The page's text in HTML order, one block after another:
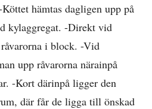
hämtas dagligen upp på
kylaggregat. -Direkt vid
i block. -Vid
upp råvarorna närainpå
-Kort därinpå ligger den
där får de ligga till önskad